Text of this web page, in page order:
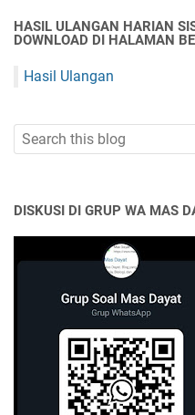
HASIL ULANGAN HARIAN
DOWNLOAD DI HALAMAN
Hasil Ulangan
DISKUSI DI GRUP WA MAS